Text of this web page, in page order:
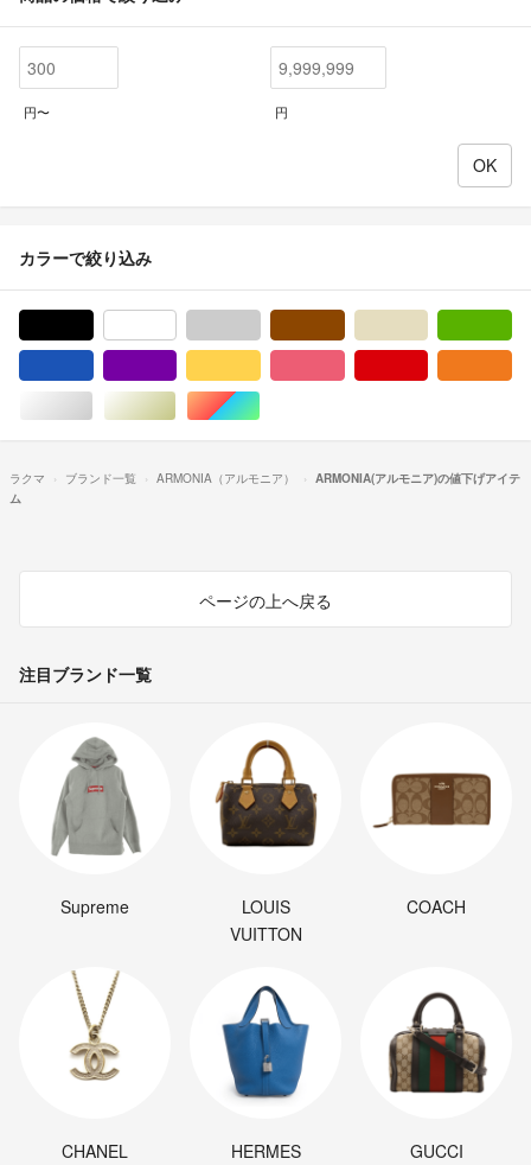
円〜 円
カラーで絞り込み
シルバー/銀色系ゴールド/金色系マルチカラー
ラクマ ブランド一覧 ARMONIA（アルモニア）
ARMONIA(アルモニア)の値下げアイテ
ム
ページの上へ戻る
注目ブランド一覧
Supreme
LOUIS
VUITTON
COACH
CHANEL HERMES GUCCI